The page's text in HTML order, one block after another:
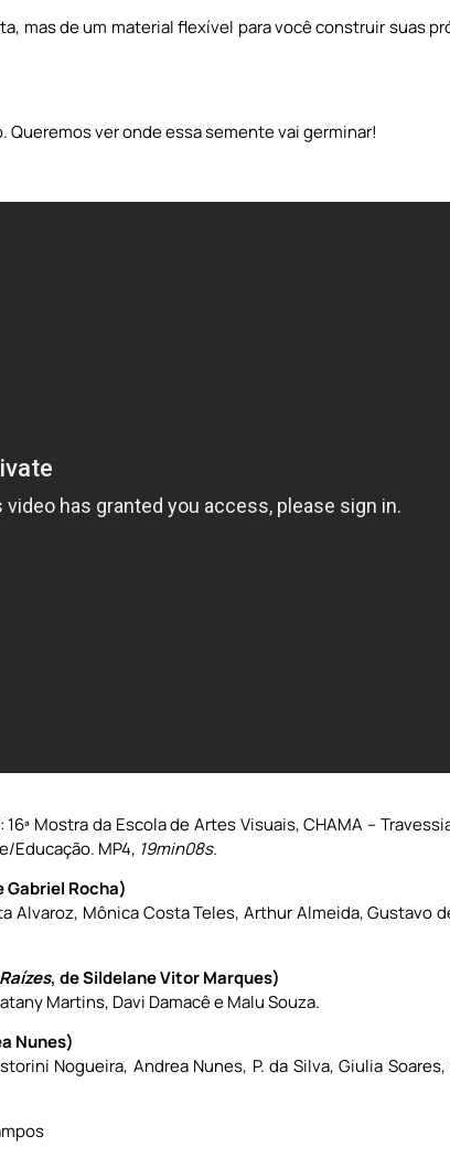
mas de um material flexível para você construir suas
Queremos ver onde essa semente vai germinar!
Mostra da Escola de Artes Visuais, CHAMA –
Educação. MP4, 19min08s.
Gabriel Rocha)
Alvaroz, Mônica Costa Teles, Arthur Almeida, Gustavo
Raízes, de Sildelane Vitor Marques)
Martins, Davi Damacê e Malu Souza.
Nunes)
Nogueira, Andrea Nunes, P. da Silva, Giulia